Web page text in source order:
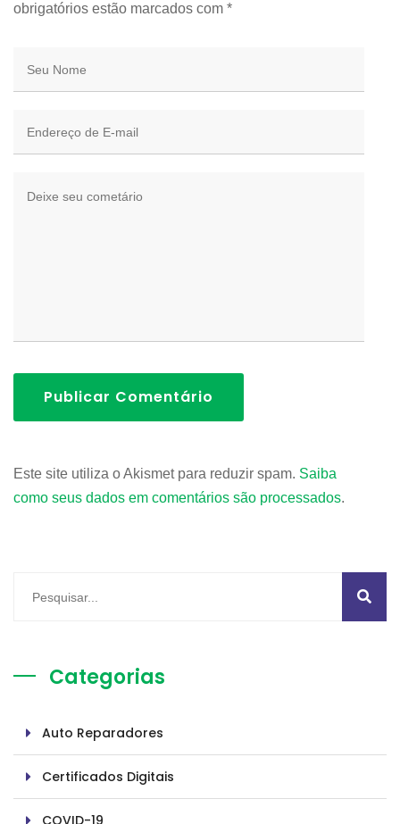
obrigatórios estão marcados com *
Publicar Comentário
Este site utiliza o Akismet para reduzir spam. Saiba
como seus dados em comentários são processados.
Categorias
Auto Reparadores
Certificados Digitais